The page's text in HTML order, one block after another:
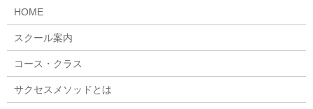
HOME
スクール案内
コース・クラス
サクセスメソッドとは